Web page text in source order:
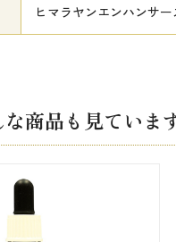
ヒマラヤンエンハンサー
商品も見ていま